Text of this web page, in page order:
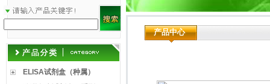
ELISA试剂盒（种属）
产品中心